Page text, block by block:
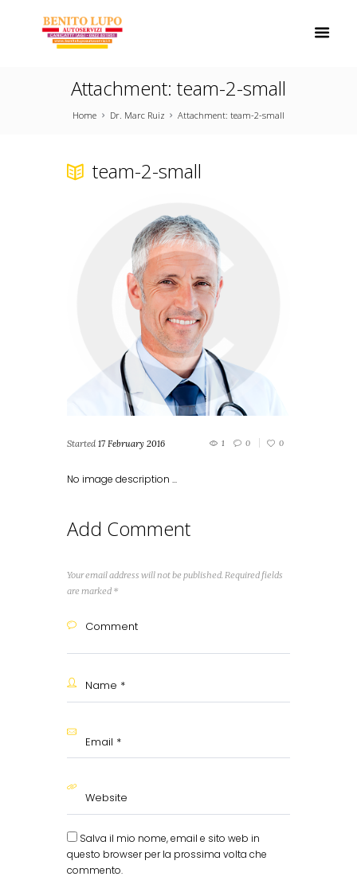
Attachment: team-2-small
Home Dr. Marc Ruiz Attachment: team-2-small
team-2-small
Started 17 February 2016 1 0 0
No image description ...
Add Comment
Your email address will not be published. Required fields
are marked *
Salva il mio nome, email e sito web in
questo browser per la prossima volta che
commento.